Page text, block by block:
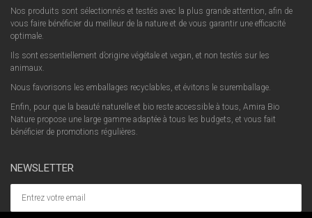
Nos produits sont sélectionnés et testés avec la plus grande attention, afin de
vous faire bénéficier du meilleur de la nature et de vous garantir une efficacité
optimale.
Ils sont essentiellement d’origine végétale et vegan, et non testés sur les
animaux.
Nous favorisons les emballages recyclables, et évitons le suremballage.
Enfin, pour que la beauté naturelle et bio reste accessible à tous, Amira Bio
Nature propose une large gamme adaptée à tous les budgets, et vous fait
bénéficier de promotions régulières.
NEWSLETTER